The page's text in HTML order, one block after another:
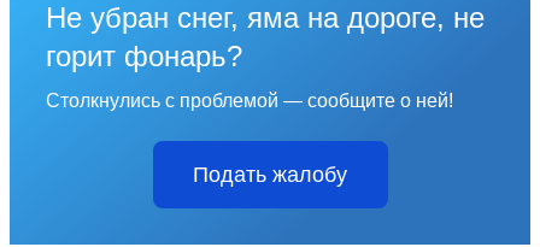
Не убран снег, яма на дороге, не
горит фонарь?
Столкнулись с проблемой — сообщите о ней!
Подать жалобу